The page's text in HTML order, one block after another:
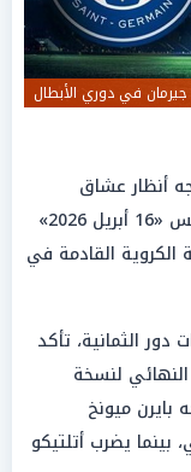
جيرمان في دوري الأبطال
أنظار عشاق
الساحرة المستديرة حول العالم اليوم الخميس «16 أبريل 2026»
الكروية القادمة في
الثمانية، تأكد
لنسخة
حيث يواجه بايرن ميونخ
بينما يضرب أتلتيكو